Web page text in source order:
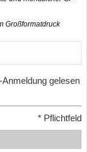
Großformatdruck
gelesen
* Pflichtfeld